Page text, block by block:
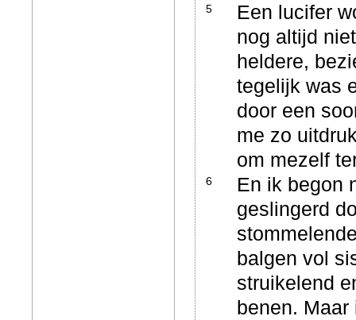
5
Een lucifer
nog altijd
heldere,
tegelijk was
door een
me zo
om mezelf
6
En ik begon
geslingerd
balgen vol
struikelend
benen.